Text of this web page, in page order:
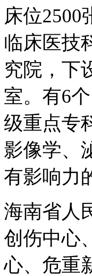
床位2500
临床医技
究院，下
室。有6
级重点专
影像学、
有影响力
海南省人
创伤中心
心、危重